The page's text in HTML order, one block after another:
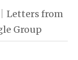
Letters from
Group